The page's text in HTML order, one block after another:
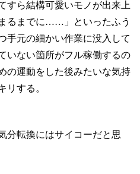
すら結構可愛いモノが出来上
るまでに……」といったふう
手元の細かい作業に没入して
いない箇所がフル稼働するの
の運動をした後みたいな気持
リする。
分転換にはサイコーだと思